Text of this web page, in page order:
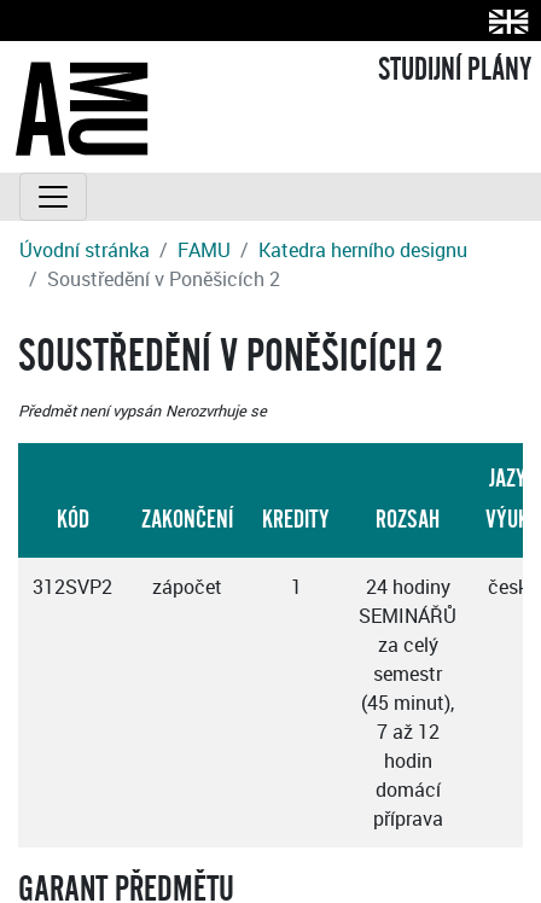
STUDIJNÍ PLÁNY
Úvodní stránka FAMU
Katedra herního designu
Soustředění v Poněšicích 2
SOUSTŘEDĚNÍ V PONĚŠICÍCH 2
Předmět není vypsán Nerozvrhuje se
KÓD ZAKONČENÍ KREDITY ROZSAH
JAZYK
VÝUKY
312SVP2 zápočet 1
24 hodiny
SEMINÁŘŮ
za celý
semestr
(45 minut),
7 až 12
hodin
domácí
příprava
česky
GARANT PŘEDMĚTU